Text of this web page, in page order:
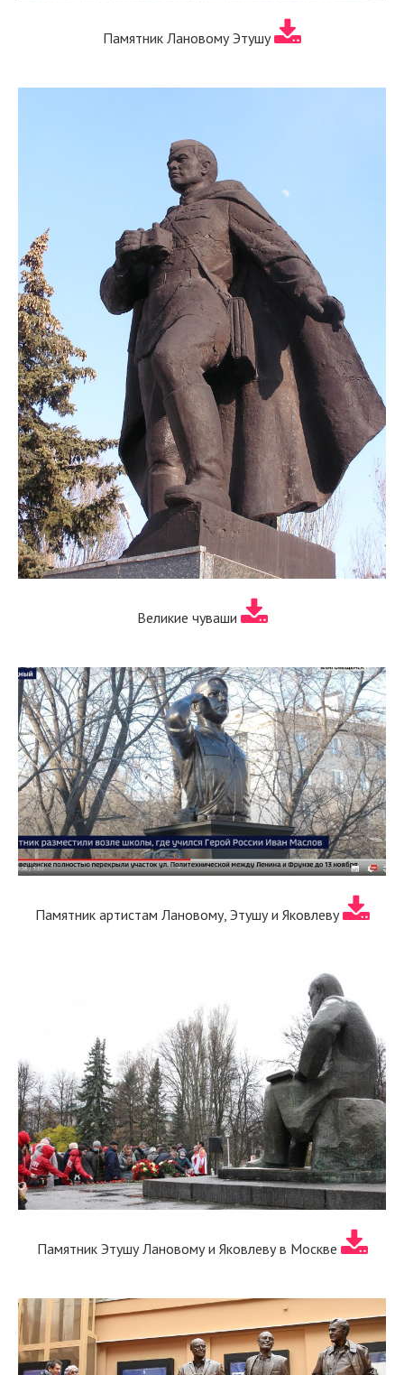
Памятник Лановому Этушу
Великие чуваши
Памятник артистам Лановому, Этушу и Яковлеву
Памятник Этушу Лановому и Яковлеву в Москве